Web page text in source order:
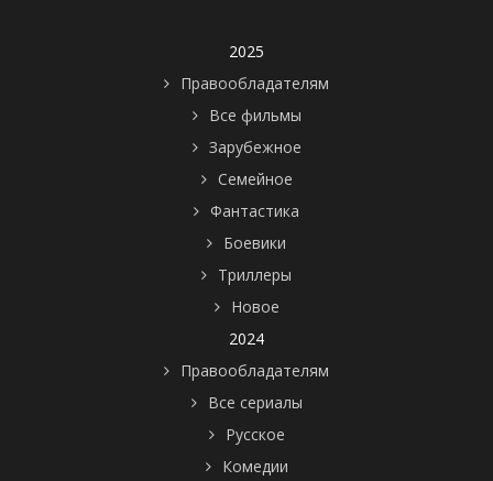
2025
Правообладателям
Все фильмы
Зарубежное
Семейное
Фантастика
Боевики
Триллеры
Новое
2024
Правообладателям
Все сериалы
Русское
Комедии